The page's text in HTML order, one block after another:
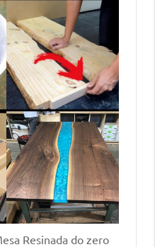
Resinada do zero